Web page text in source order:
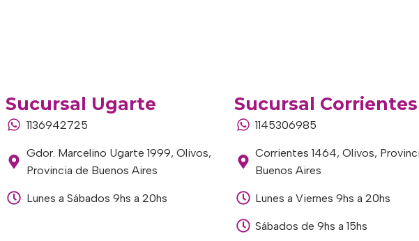
Sucursal Ugarte
1136942725
Gdor. Marcelino Ugarte 1999, Olivos,
Provincia de Buenos Aires
Lunes a Sábados 9hs a 20hs
Sucursal Corrientes
1145306985
Corrientes 1464, Olivos,
Buenos Aires
Lunes a Viernes 9hs a 20hs
Sábados de 9hs a 15hs